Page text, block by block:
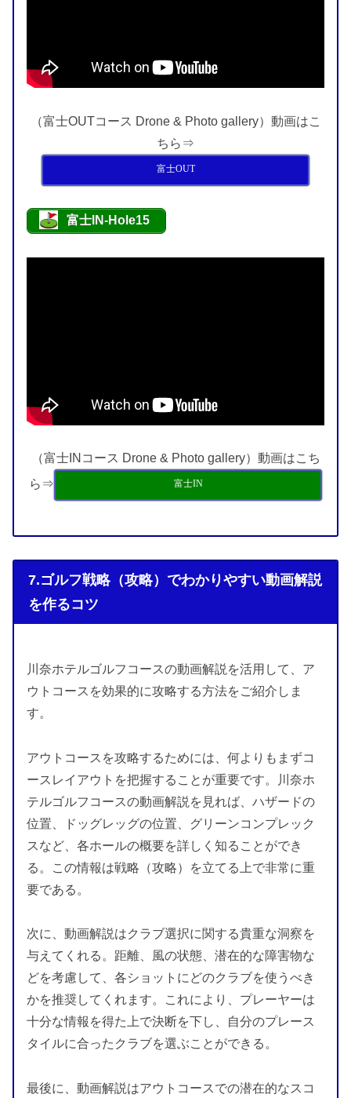
（富士OUTコース Drone & Photo gallery）動画はこ
ちら⇒
富士OUT
富士IN-Hole15
（富士INコース Drone & Photo gallery）動画はこち
ら⇒
富士IN
7.ゴルフ戦略（攻略）でわかりやすい動画解説
を作るコツ
川奈ホテルゴルフコースの動画解説を活用して、ア
ウトコースを効果的に攻略する方法をご紹介しま
す。
アウトコースを攻略するためには、何よりもまずコ
ースレイアウトを把握することが重要です。川奈ホ
テルゴルフコースの動画解説を見れば、ハザードの
位置、ドッグレッグの位置、グリーンコンプレック
スなど、各ホールの概要を詳しく知ることができ
る。この情報は戦略（攻略）を立てる上で非常に重
要である。
次に、動画解説はクラブ選択に関する貴重な洞察を
与えてくれる。距離、風の状態、潜在的な障害物な
どを考慮して、各ショットにどのクラブを使うべき
かを推奨してくれます。これにより、プレーヤーは
十分な情報を得た上で決断を下し、自分のプレース
タイルに合ったクラブを選ぶことができる。
最後に、動画解説はアウトコースでの潜在的なスコ